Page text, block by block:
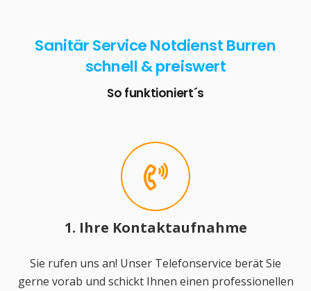
Sanitär Service Notdienst Burren
schnell & preiswert
So funktioniert´s
1. Ihre Kontaktaufnahme
Sie rufen uns an! Unser Telefonservice berät Sie
gerne vorab und schickt Ihnen einen professionellen